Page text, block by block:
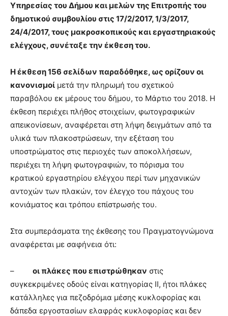
Υπηρεσίας του Δήμου και μελών της Επιτροπής του
δημοτικού συμβουλίου στις 17/2/2017, 1/3/2017,
24/4/2017, τους μακροσκοπικούς και εργαστηριακούς
ελέγχους, συνέταξε την έκθεση του.
Η έκθεση 156 σελίδων παραδόθηκε, ως ορίζουν οι
κανονισμοί μετά την πληρωμή του σχετικού
παραβόλου εκ μέρους του δήμου, το Μάρτιο του 2018. Η
έκθεση περιέχει πλήθος στοιχείων, φωτογραφικών
απεικονίσεων, αναφέρεται στη λήψη δειγμάτων από τα
υλικά των πλακοστρώσεων, την εξέταση του
υποστρώματος στις περιοχές των αποκολλήσεων,
περιέχει τη λήψη φωτογραφιών, το πόρισμα του
κρατικού εργαστηρίου ελέγχου περί των μηχανικών
αντοχών των πλακών, τον έλεγχο του πάχους του
κονιάματος και τρόπου επίστρωσής του.
Στα συμπεράσματα της έκθεσης του Πραγματογνώμονα
αναφέρεται με σαφήνεια ότι:
– οι πλάκες που επιστρώθηκαν στις
συγκεκριμένες οδούς είναι κατηγορίας ΙΙ, ήτοι πλάκες
κατάλληλες για πεζοδρόμια μέσης κυκλοφορίας και
δάπεδα εργοστασίων ελαφράς κυκλοφορίας και δεν